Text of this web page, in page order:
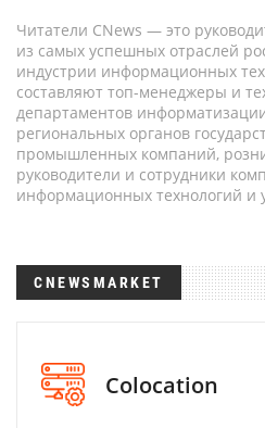
Читатели CNews — это
из самых успешных отраслей
индустрии информационных
составляют топ-менеджеры и
департаментов
региональных органов
промышленных компаний,
руководители и сотрудники
информационных технологий и
CNEWSMARKET
Colocation